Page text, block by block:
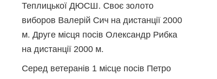
Теплицької ДЮСШ. Своє золото
виборов Валерій Сич на дистанції 2000
м. Друге місця посів Олександр Рибка
на дистанції 2000 м.
Серед ветеранів 1 місце посів Петро